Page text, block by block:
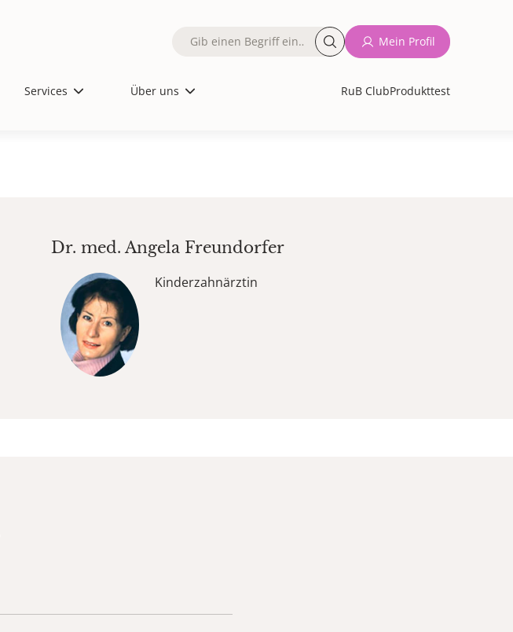
Services Über uns RuB ClubProdukttest
Fulltext
Mein Profil
Dr. med.Angela Freundorfer
Kinderzahnärztin